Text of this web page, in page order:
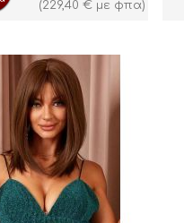
(229,40 € με φπα)